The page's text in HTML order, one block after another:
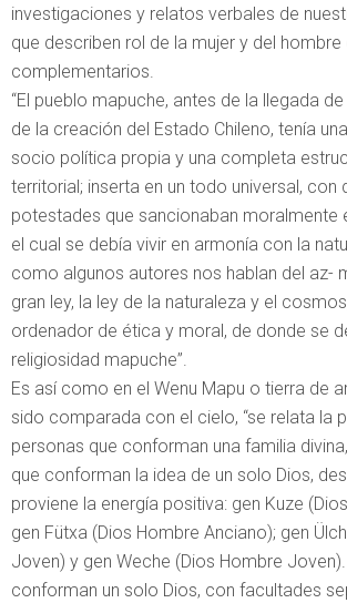
investigaciones y relatos verbales de
que describen rol de la mujer y del
complementarios.
“El pueblo mapuche, antes de la llegada
de la creación del Estado Chileno, tenía
socio política propia y una completa
territorial; inserta en un todo universal, con
potestades que sancionaban moralmente
el cual se debía vivir en armonía con la
como algunos autores nos hablan del az-
gran ley, la ley de la naturaleza y el
ordenador de ética y moral, de donde se
religiosidad mapuche”.
Es así como en el Wenu Mapu o tierra de
sido comparada con el cielo, “se relata la
personas que conforman una familia
que conforman la idea de un solo Dios,
proviene la energía positiva: gen Kuze
gen Fütxa (Dios Hombre Anciano); gen
Joven) y gen Weche (Dios Hombre
conforman un solo Dios, con facultades